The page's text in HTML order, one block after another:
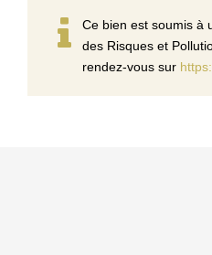
Ce bien est soumis à
des Risques et
rendez-vous sur